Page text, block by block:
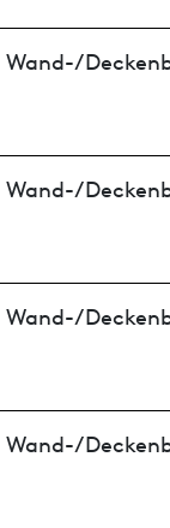
Wand-/
Wand-/
Wand-/
Wand-/